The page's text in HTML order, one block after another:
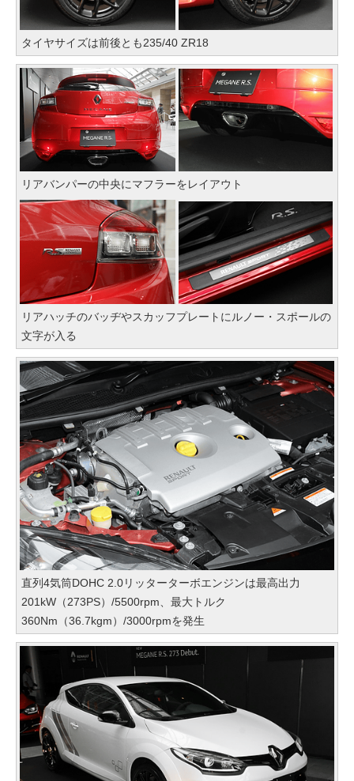
タイヤサイズは前後とも235/40 ZR18
リアバンパーの中央にマフラーをレイアウト
リアハッチのバッヂやスカッフプレートにルノー・スポールの
文字が入る
直列4気筒DOHC 2.0リッターターボエンジンは最高出力
201kW（273PS）/5500rpm、最大トルク
360Nm（36.7kgm）/3000rpmを発生